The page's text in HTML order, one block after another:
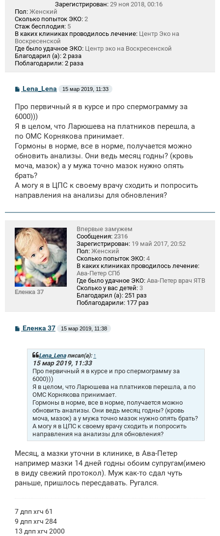
Зарегистрирован: 29 ноя 2018, 00:16
Пол: Женский
Сколько попыток ЭКО: 2
Стаж бесплодия: 5
В каких клиниках проводилось лечение: Центр Эко на
Воскресенской
Где было удачное ЭКО: Центр эко на Воскресенской
Благодарил (а): 2 раза
Поблагодарили: 2 раза
С
б
щ
н
и
Lena_Lena 15 мар 2019, 11:33
Про первичный я в курсе и про спермограмму за
6000)))
Я в целом, что Ларюшева на платников перешла, а
по ОМС Корнякова принимает.
Гормоны в норме, все в норме, получается можно
обновить анализы. Они ведь месяц годны? (кровь
моча, мазок) а у мужа точно мазок нужно опять
брать?
А могу я в ЦПС к своему врачу сходить и попросить
направления на анализы для обновления?
Еленка 37
Впервые замужем
Сообщения: 2316
Зарегистрирован: 19 май 2017, 20:52
Пол: Женский
Сколько попыток ЭКО: 4
В каких клиниках проводилось лечение:
Ава-Петер СПб
Где было удачное ЭКО: Ава-Петер врач ЯТВ
Сколько у вас детей: 3
Благодарил (а): 251 раз
Поблагодарили: 177 раз
СЕленка 37 15 мар 2019, 11:38
Lena_Lenaписал(а): ↑
15 мар 2019, 11:33
Про первичный я в курсе и про спермограмму за
6000)))
Я в целом, что Ларюшева на платников перешла, а по
ОМС Корнякова принимает.
Гормоны в норме, все в норме, получается можно
обновить анализы. Они ведь месяц годны? (кровь
моча, мазок) а у мужа точно мазок нужно опять брать?
А могу я в ЦПС к своему врачу сходить и попросить
направления на анализы для обновления?
Месяц, а мазки уточни в клинике, в Ава-Петер
например мазки 14 дней годны обоим супругам(имею
в виду свежий протокол). Муж как-то сдал чуть
раньше, пришлось пересдавать. Ругался.
7 дпп хгч 61
9 дпп хгч 284
13 дпп хгч 2000